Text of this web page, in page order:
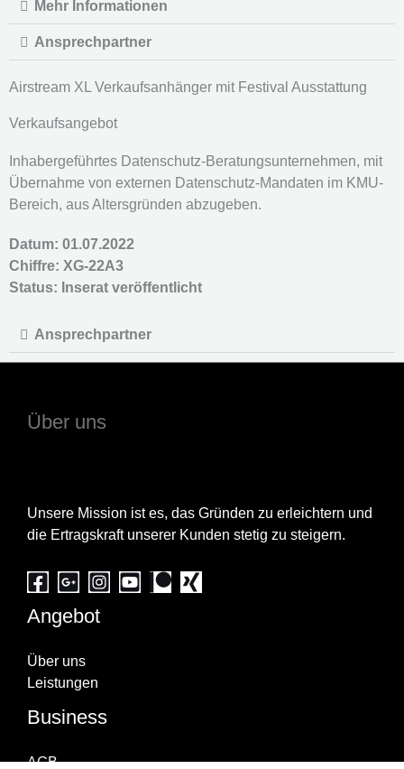
Mehr Informationen
Ansprechpartner
Airstream XL Verkaufsanhänger mit Festival Ausstattung
Verkaufsangebot
Inhabergeführtes Datenschutz-Beratungsunternehmen, mit
Übernahme von externen Datenschutz-Mandaten im KMU-
Bereich, aus Altersgründen abzugeben.
Datum: 01.07.2022
Chiffre: XG-22A3
Status: Inserat veröffentlicht
Ansprechpartner
Über uns
Unsere Mission ist es, das Gründen zu erleichtern und
die Ertragskraft unserer Kunden stetig zu steigern.
Angebot
Über uns
Leistungen
Business
AGB